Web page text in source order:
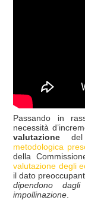
Passando in
necessità
valutazione del
metodologica
della
valutazione degli
il dato
dipendono
impollinazione